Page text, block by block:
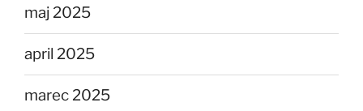
maj 2025
april 2025
marec 2025